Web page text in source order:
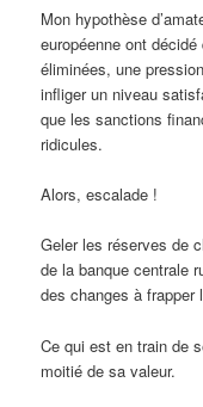
Mon hypothèse
européenne ont décidé
éliminées, une
infliger un niveau
que les sanctions
ridicules.
Alors, escalade !
Geler les réserves de
de la banque centrale
des changes à frapper
Ce qui est en train de
moitié de sa valeur.